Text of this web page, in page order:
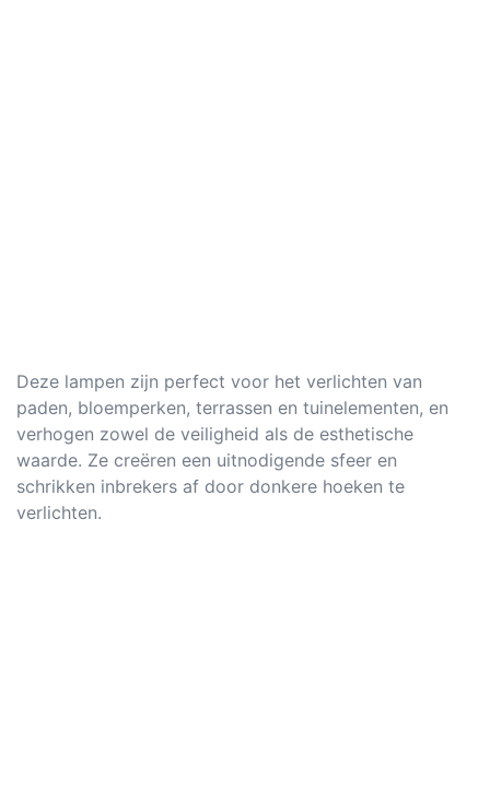
Deze lampen zijn perfect voor het verlichten van
paden, bloemperken, terrassen en tuinelementen, en
verhogen zowel de veiligheid als de esthetische
waarde. Ze creëren een uitnodigende sfeer en
schrikken inbrekers af door donkere hoeken te
verlichten.